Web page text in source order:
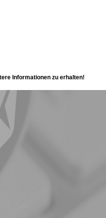
Informationen zu erhalten!